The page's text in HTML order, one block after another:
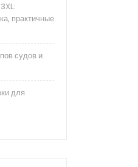
практичные
судов и
для